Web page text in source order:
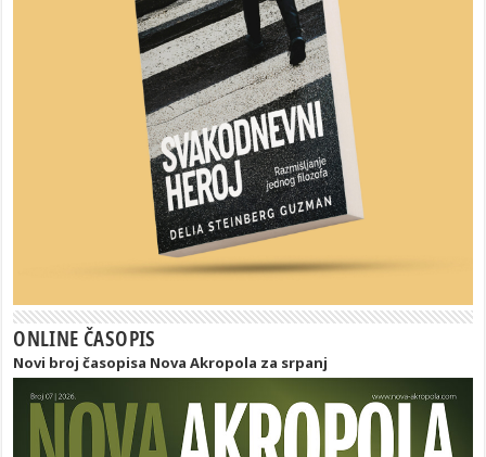
ONLINE ČASOPIS
Novi broj časopisa Nova Akropola za srpanj